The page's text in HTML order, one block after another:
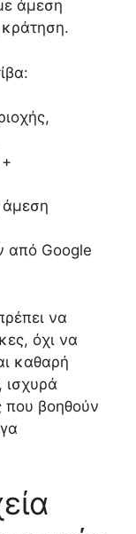
άμεση
άμεση
από Google
να
όχι να
καθαρή
που βοηθούν